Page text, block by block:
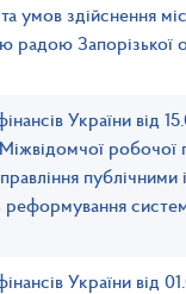
умов здійснення
радою Запорізької
України
робочої
публічними
реформування
України від